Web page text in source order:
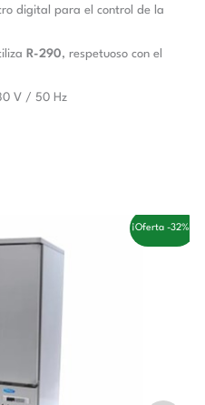
digital para el control de la
R-290, respetuoso con el
V / 50 Hz
¡Oferta -32%!